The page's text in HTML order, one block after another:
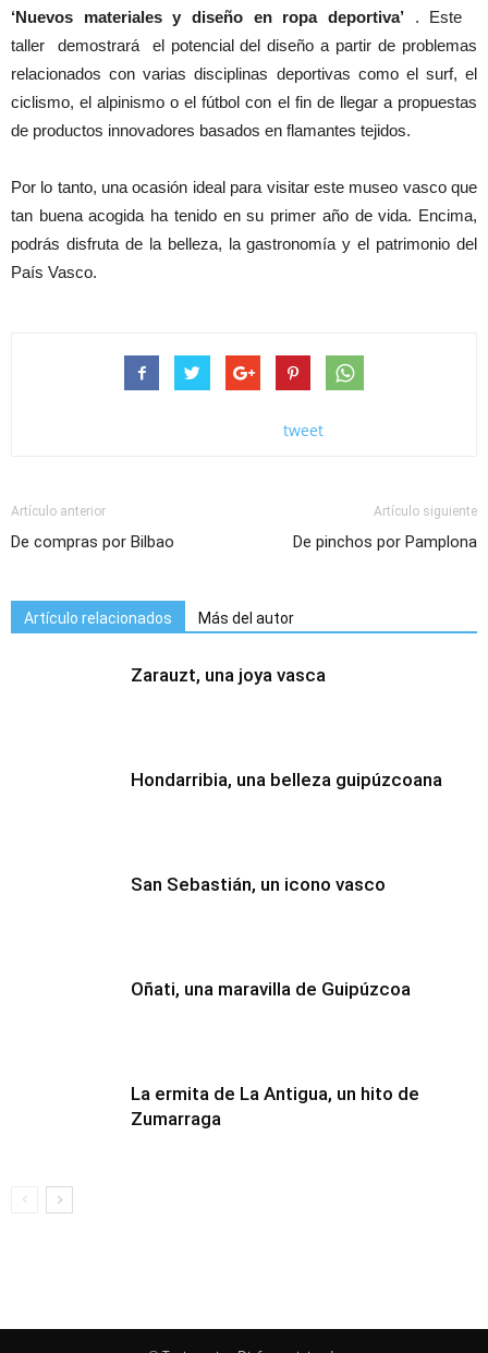
‘Nuevos materiales y diseño en ropa deportiva’ . Este
taller demostrará el potencial del diseño a partir de problemas
relacionados con varias disciplinas deportivas como el surf, el
ciclismo, el alpinismo o el fútbol con el fin de llegar a propuestas
de productos innovadores basados en flamantes tejidos.
Por lo tanto, una ocasión ideal para visitar este museo vasco que
tan buena acogida ha tenido en su primer año de vida. Encima,
podrás disfruta de la belleza, la gastronomía y el patrimonio del
País Vasco.
tweet
Artículo anterior
De compras por Bilbao
Artículo siguiente
De pinchos por Pamplona
Artículo relacionados Más del autor
Zarauzt, una joya vasca
Hondarribia, una belleza guipúzcoana
San Sebastián, un icono vasco
Oñati, una maravilla de Guipúzcoa
La ermita de La Antigua, un hito de
Zumarraga